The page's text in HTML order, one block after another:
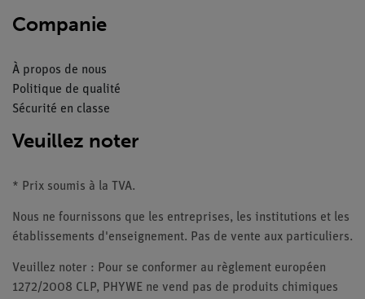
Companie
À propos de nous
Politique de qualité
Sécurité en classe
Veuillez noter
* Prix soumis à la TVA.
Nous ne fournissons que les entreprises, les institutions et les
établissements d'enseignement. Pas de vente aux particuliers.
Veuillez noter : Pour se conformer au règlement européen
1272/2008 CLP, PHYWE ne vend pas de produits chimiques